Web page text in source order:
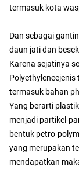
termasuk kota
Dan sebagai
daun jati dan
Karena sejatinya
termasuk bahan
Yang berarti
menjadi partikel-
bentuk petro-
yang merupakan
mendapatkan